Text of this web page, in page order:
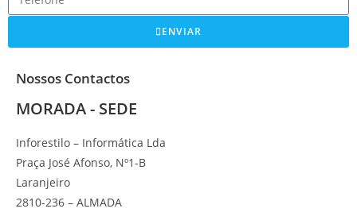
ENVIAR
Nossos Contactos
MORADA - SEDE
Inforestilo – Informática Lda
Praça José Afonso, Nº1-B
Laranjeiro
2810-236 – ALMADA